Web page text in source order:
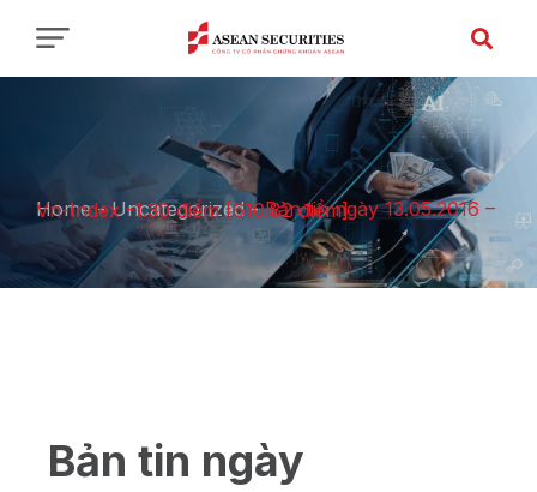
Home-Uncategorized-
Bản tin ngày 13.05.2016 – Vn-Index -1.30 điểm [610.82 điểm]
Bản tin ngày